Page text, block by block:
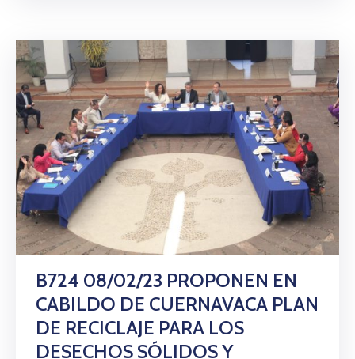
B724 08/02/23 PROPONEN EN
CABILDO DE CUERNAVACA PLAN
DE RECICLAJE PARA LOS
DESECHOS SÓLIDOS Y